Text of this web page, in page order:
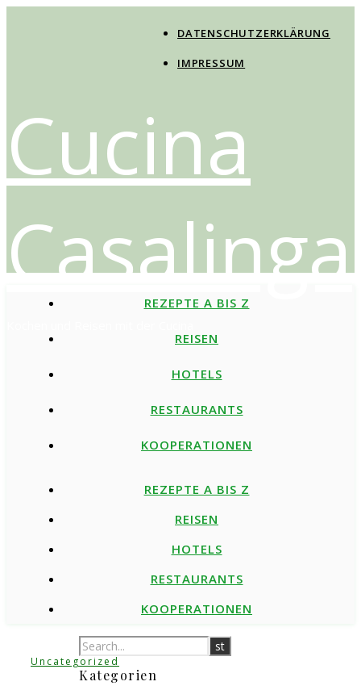
DATENSCHUTZERKLÄRUNG
IMPRESSUM
Cucina
Casalinga
REZEPTE A BIS Z
REISEN
HOTELS
RESTAURANTS
KOOPERATIONEN
REZEPTE A BIS Z
REISEN
HOTELS
RESTAURANTS
KOOPERATIONEN
Uncategorized
Kategorien